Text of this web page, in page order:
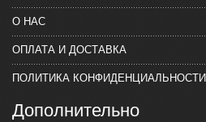
О НАС
ОПЛАТА И ДОСТАВКА
ПОЛИТИКА КОНФИДЕНЦИАЛЬНОСТИ
Дополнительно